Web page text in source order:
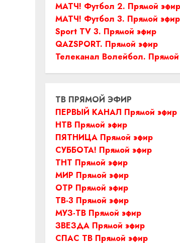
МАТЧ! Футбол 2. Прямой эфир
МАТЧ! Футбол 3. Прямой эфир
Sport TV 3. Прямой эфир
QAZSPORT. Прямой эфир
Телеканал Волейбол.
ТВ ПРЯМОЙ ЭФИР
ПЕРВЫЙ КАНАЛ Прямой эфир
НТВ Прямой эфир
ПЯТНИЦА Прямой эфир
СУББОТА! Прямой эфир
ТНТ Прямой эфир
МИР Прямой эфир
ОТР Прямой эфир
ТВ-3 Прямой эфир
МУЗ-ТВ Прямой эфир
ЗВЕЗДА Прямой эфир
СПАС ТВ Прямой эфир